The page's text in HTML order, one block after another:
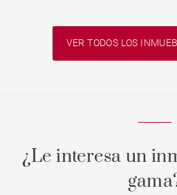
VER TODOS LOS
¿Le interesa un